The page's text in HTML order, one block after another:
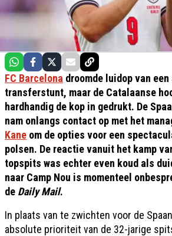
FC Barcelona droomde luidop van
transferstunt, maar de Catalaanse
hardhandig de kop in gedrukt. De
nam onlangs contact op met het
Kane om de opties voor een
polsen. De reactie vanuit het kamp
topspits was echter even koud als
naar Camp Nou is momenteel
de Daily Mail.
In plaats van te zwichten voor de
absolute prioriteit van de 32-jarige